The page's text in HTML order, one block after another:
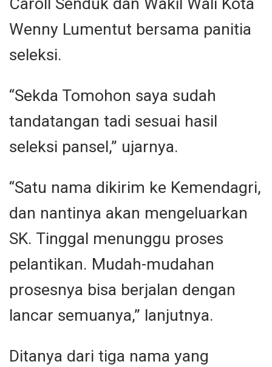
Wenny Lumentut bersama panitia
seleksi.
“Sekda Tomohon saya sudah
tandatangan tadi sesuai hasil
seleksi pansel,” ujarnya.
“Satu nama dikirim ke Kemendagri,
dan nantinya akan mengeluarkan
SK. Tinggal menunggu proses
pelantikan. Mudah-mudahan
prosesnya bisa berjalan dengan
lancar semuanya,” lanjutnya.
Ditanya dari tiga nama yang